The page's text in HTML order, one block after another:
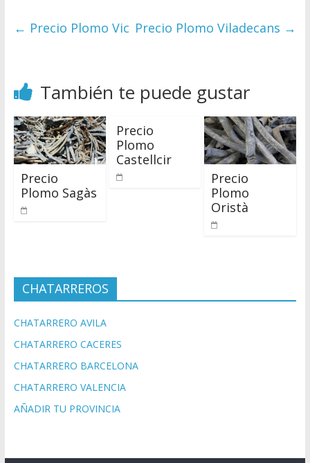
← Precio Plomo Vic Precio Plomo Viladecans →
También te puede gustar
Precio
Plomo Sagàs
Precio
Plomo
Castellcir
Precio
Plomo
Oristà
CHATARREROS
CHATARRERO AVILA
CHATARRERO CACERES
CHATARRERO BARCELONA
CHATARRERO VALENCIA
AÑADIR TU PROVINCIA